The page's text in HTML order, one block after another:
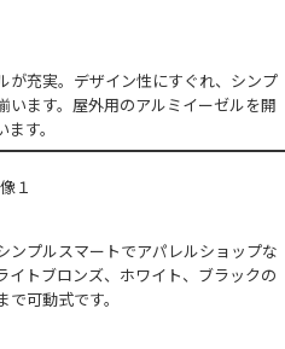
が充実。デザイン性にすぐれ、シンプ
ます。屋外用のアルミイーゼルを開
す。
ンプルスマートでアパレルショップな
イトブロンズ、ホワイト、ブラックの
可動式です。